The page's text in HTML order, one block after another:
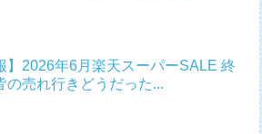
】2026年6月楽天スーパーSALE 終
の売れ行きどうだった...